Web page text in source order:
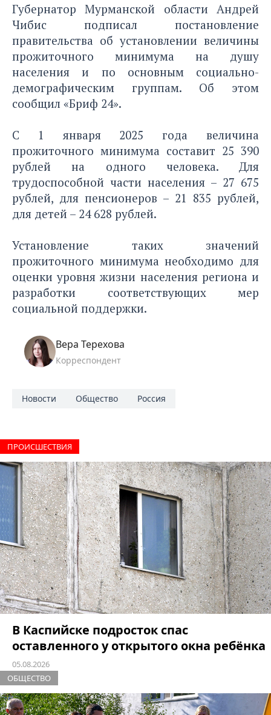
Губернатор Мурманской области Андрей
Чибис подписал постановление
правительства об установлении величины
прожиточного минимума на душу
населения и по основным социально-
демографическим группам. Об этом
сообщил «Бриф 24».
С 1 января 2025 года величина
прожиточного минимума составит 25 390
рублей на одного человека. Для
трудоспособной части населения – 27 675
рублей, для пенсионеров – 21 835 рублей,
для детей – 24 628 рублей.
Установление таких значений
прожиточного минимума необходимо для
оценки уровня жизни населения региона и
разработки соответствующих мер
социальной поддержки.
Вера Терехова
Корреспондент
Новости Общество Россия
ПРОИCШЕСТВИЯ
В Каспийске подросток спас
оставленного у открытого окна ребёнка
05.08.2026
ОБЩЕСТВО